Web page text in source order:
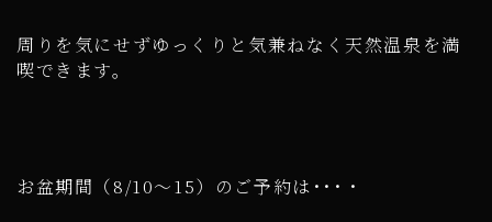
周りを気にせずゆっくりと気兼ねなく天然温泉を満
喫できます。
お盆期間（8/10～15）のご予約は･･･・